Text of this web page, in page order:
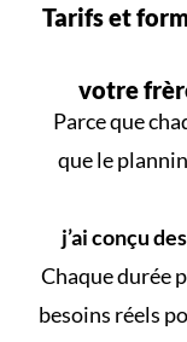
Tarifs et
votre
Parce que
que le
j’ai conçu
Chaque durée
besoins réels